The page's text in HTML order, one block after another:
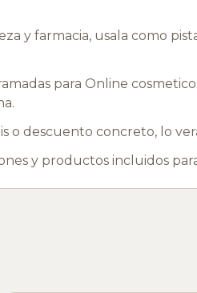
y farmacia, usala como
para Online
o descuento concreto, lo
y productos incluidos